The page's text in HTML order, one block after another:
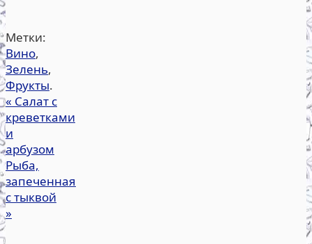
Метки:
Вино,
Зелень,
Фрукты.
« Салат с
креветками
и
арбузом
Рыба,
запеченная
с тыквой
»